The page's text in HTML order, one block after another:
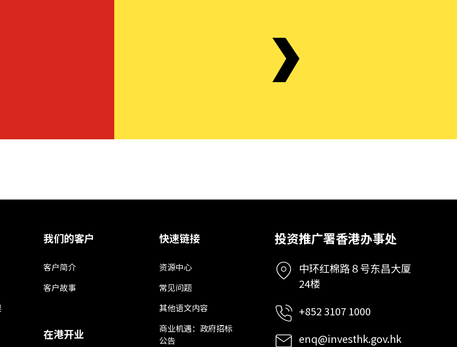
我们的客户
客户简介
客户故事
在港开业
快速链接
资源中心
常见问题
其他语文内容
商业机遇：政府招标
公告
投资推广署香港办事处
中环红棉路８号东昌大厦
24楼
+852 3107 1000
enq@investhk.gov.hk